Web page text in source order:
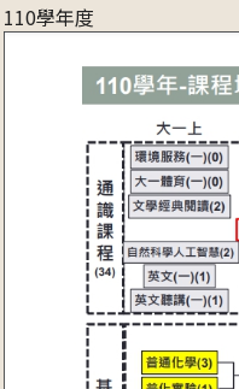
110學年度